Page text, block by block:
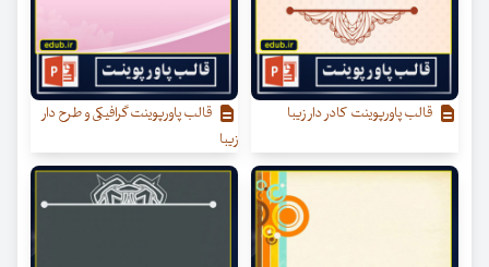
قالب پاورپوینت کادر دار زیبا
قالب پاورپوینت گرافیکی و طرح دار
زیبا